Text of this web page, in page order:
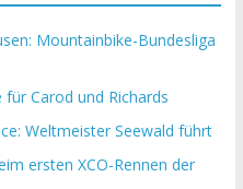
Mountainbike-Bundesliga
Carod und Richards
Weltmeister Seewald führt
ersten XCO-Rennen der